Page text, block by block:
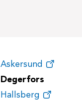
Askersund
Degerfors
Hallsberg